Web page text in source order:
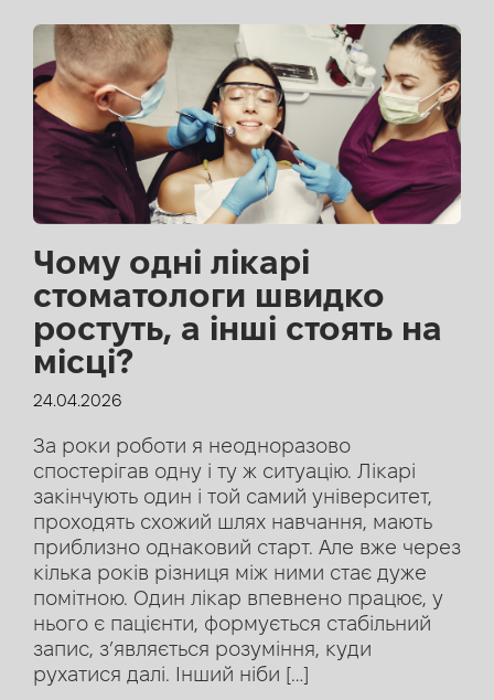
Чому одні лікарі
стоматологи швидко
ростуть, а інші стоять на
місці?
24.04.2026
За роки роботи я неодноразово
спостерігав одну і ту ж ситуацію. Лікарі
закінчують один і той самий університет,
проходять схожий шлях навчання, мають
приблизно однаковий старт. Але вже через
кілька років різниця між ними стає дуже
помітною. Один лікар впевнено працює, у
нього є пацієнти, формується стабільний
запис, з’являється розуміння, куди
рухатися далі. Інший ніби […]